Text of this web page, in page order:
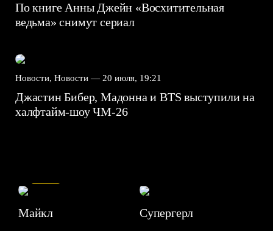
По книге Анны Джейн «Восхитительная
ведьма» снимут сериал
Новости, Новости — 20 июля, 19:21
Джастин Бибер, Мадонна и BTS выступили на
халфтайм-шоу ЧМ-26
Майкл Супергерл
7.1